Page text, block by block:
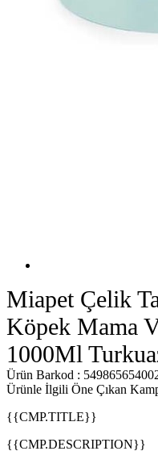
Miapet Çelik
Köpek Mama
1000Ml
Ürün Barkod :
Ürünle İlgili Öne Çıkan
{{CMP.TITLE}}
{{CMP.DESCRIPTION}}